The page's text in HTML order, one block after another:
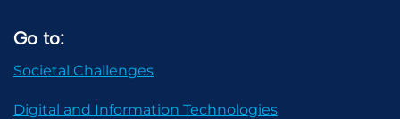
Go to:
Societal Challenges
Digital and Information Technologies